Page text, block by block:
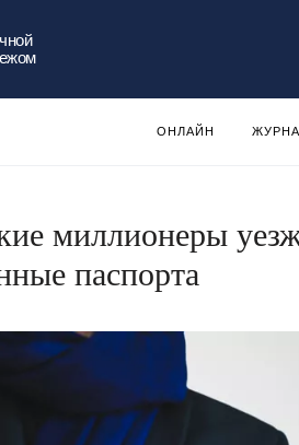
ОНЛАЙН
миллионеры
паспорта